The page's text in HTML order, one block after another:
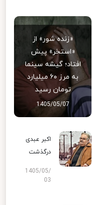
«زنده شور» از
«استخر» پیش
افتاد؛ گیشه سینما
به مرز ۶۰ میلیارد
تومان رسید
1405/05/07
اکبر عبدی
درگذشت
1405/05/
03